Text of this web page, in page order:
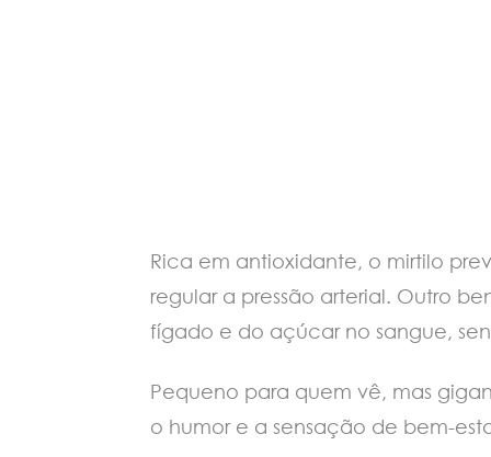
Rica em antioxidante, o mirtilo
regular a pressão arterial. Outro
fígado e do açúcar no sangue,
Pequeno para quem vê, mas
o humor e a sensação de bem-